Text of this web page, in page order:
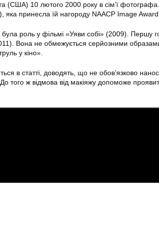
(США) 10 лютого 2000 року в сім’ї
яка принесла їй нагороду NAACP Image
була роль у фільмі «Уяви собі» (2009). Першу
Вона не обмежується серйозними
у кіно».
в статті, доводять, що не обов’язково
того ж відмова від макіяжу допоможе